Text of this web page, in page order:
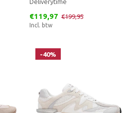
Deliverytime
€119,97 €199,95
Incl. btw
-40%